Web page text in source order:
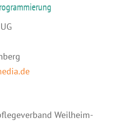
Weilheim-